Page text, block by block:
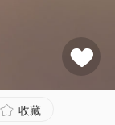
收藏